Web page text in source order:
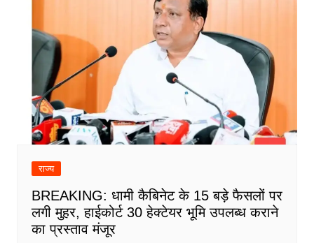
राज्य
BREAKING: धामी कैबिनेट के 15 बड़े फैसलों पर
लगी मुहर, हाईकोर्ट 30 हेक्टेयर भूमि उपलब्ध कराने
का प्रस्ताव मंजूर